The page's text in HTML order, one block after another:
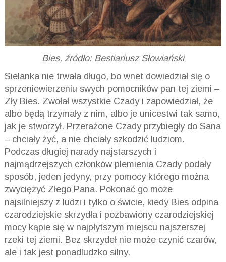
Bies, źródło: Bestiariusz Słowiański
Sielanka nie trwała długo, bo wnet dowiedział się o
sprzeniewierzeniu swych pomocników pan tej ziemi –
Zły Bies. Zwołał wszystkie Czady i zapowiedział, że
albo będą trzymały z nim, albo je unicestwi tak samo,
jak je stworzył. Przerażone Czady przybiegły do Sana
– chciały żyć, a nie chciały szkodzić ludziom.
Podczas długiej narady najstarszych i
najmądrzejszych członków plemienia Czady podały
sposób, jeden jedyny, przy pomocy którego można
zwyciężyć Złego Pana. Pokonać go może
najsilniejszy z ludzi i tylko o świcie, kiedy Bies odpina
czarodziejskie skrzydła i pozbawiony czarodziejskiej
mocy kąpie się w najpłytszym miejscu najszerszej
rzeki tej ziemi. Bez skrzydeł nie może czynić czarów,
ale i tak jest ponadludzko silny.